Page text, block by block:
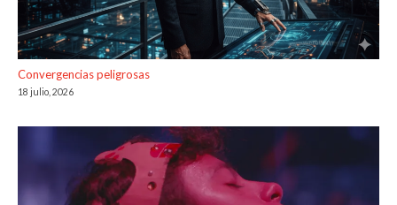
Convergencias peligrosas
18 julio, 2026